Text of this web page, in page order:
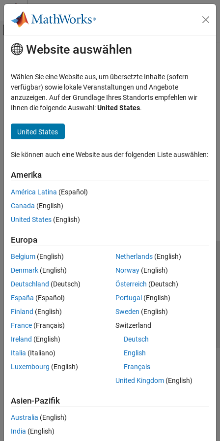
Weiter zum Inhalt
Umschaltung für Off-Canvas-
Startseite der Dokumentation
Hauptinhalt
How useful was this information?
Website auswählen
Wählen Sie eine Website aus, um übersetzte Inhalte (sofern
verfügbar) sowie lokale Veranstaltungen und Angebote
anzuzeigen. Auf der Grundlage Ihres Standorts empfehlen wir
Ihnen die folgende Auswahl:United States.
United States
Sie können auch eine Website aus der folgenden Liste auswählen:
Amerika
América Latina (Español)
Canada (English)
United States (English)
Europa
Belgium (English)
Denmark (English)
Deutschland (Deutsch)
España (Español)
Finland (English)
France (Français)
Ireland (English)
Italia (Italiano)
Luxembourg (English)
Netherlands(English)
Norway(English)
Österreich (Deutsch)
Portugal (English)
Sweden (English)
Switzerland
Deutsch
English
Français
United Kingdom(English)
Asien-Pazifik
Australia (English)
India (English)
Trust Center
Datenschutz-Richtlinien
Datendiebstahl verhindern
Status von Anwendungen
© 1994-2026 The MathWorks, Inc.
Website auswählen
Deutschland